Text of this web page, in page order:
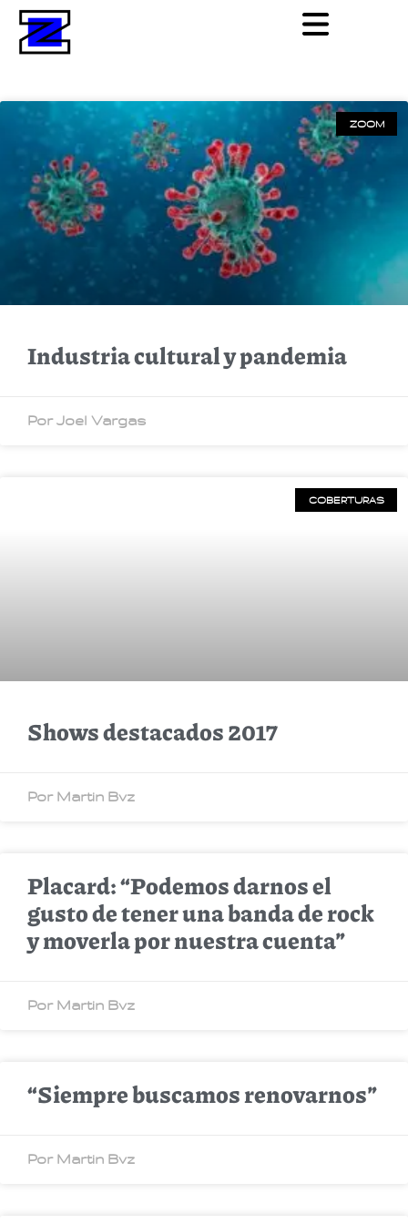
ZOOM
Industria cultural y pandemia
Por Joel Vargas
COBERTURAS
Shows destacados 2017
Por Martin Bvz
Placard: “Podemos darnos el
gusto de tener una banda de rock
y moverla por nuestra cuenta”
Por Martin Bvz
“Siempre buscamos renovarnos”
Por Martin Bvz